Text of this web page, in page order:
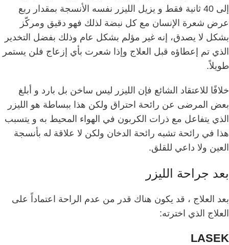
إلى 40 ثانية فقط و
يزيل الليزر نفسه الأنسجة بمقدار ربع
عرض شعرة الإنسان مع كل نبضة لذلك فهو دقيق ومركّز
بشكل لا يصدق، إنه غير مؤلم بشكل عام وذلك بفضل التخدير
الذي تم إعطاؤه قبل العلاج وإذا شعرت بأي إزعاج فلن يستمر
طويلاً.
خلافًا للاعتقاد الشائع فإن الليزر ليس ساخن بل بارد و أبلغ
بعض المرضى عن رائحة احتراق ولكن هذا ببساطة هو الليزر
الذي يتفاعل مع ذرات الكربون في الهواء المحيط به و يتسبب
هذا في رائحة تشبه رائحة الدخان ولكن لا علاقة له بأنسجة
العين ولا داعي للقلق.
بعد جراحة الليزر
بعد العلاج ، قد يكون هناك قدر من عدم الراحة اعتماداً على
العلاج الذي اخترته:
LASEK